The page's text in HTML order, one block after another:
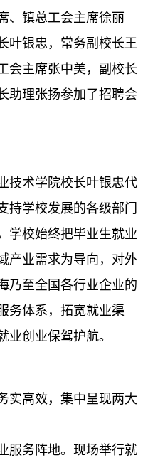
、镇总工会主席徐丽
叶银忠，常务副校长王
会主席张中美，副校长
助理张扬参加了招聘会
技术学院校长叶银忠代
持学校发展的各级部门
学校始终把毕业生就业
产业需求为导向，对外
乃至全国各行业企业的
务体系，拓宽就业渠
业创业保驾护航。
实高效，集中呈现两大
服务阵地。现场举行就